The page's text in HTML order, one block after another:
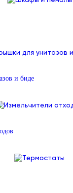
и биде